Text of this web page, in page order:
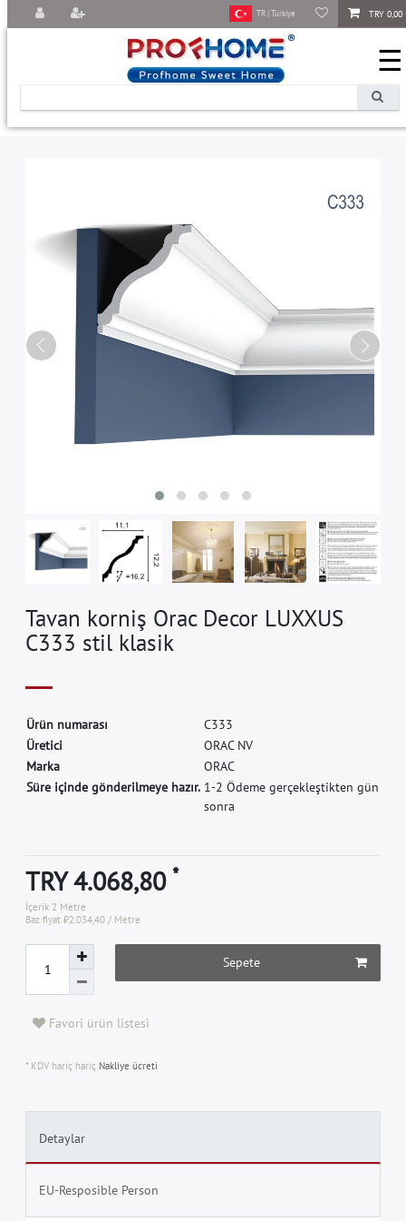
TRY 0,00
TR | Türkiye
☰
Tavan korniş Orac Decor LUXXUS
C333 stil klasik
Ürün numarası C333
Üretici ORAC NV
Marka ORAC
Süre içinde gönderilmeye hazır. 1-2 Ödeme gerçekleştikten gün
sonra
TRY 4.068,80*
İçerik 2 Metre
Baz fiyat₺2.034,40 / Metre
Sepete
Favori ürün listesi
* KDV hariç hariç Nakliye ücreti
Detaylar
EU-Resposible Person